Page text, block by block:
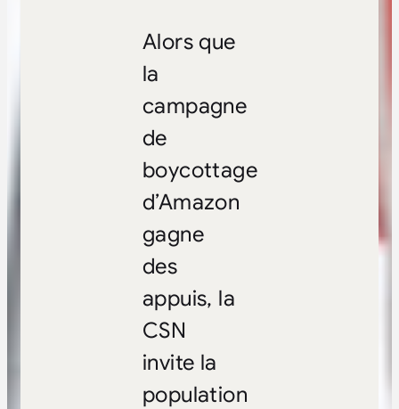
Alors que
la
campagne
de
boycottage
d’Amazon
gagne
des
appuis, la
CSN
invite la
population